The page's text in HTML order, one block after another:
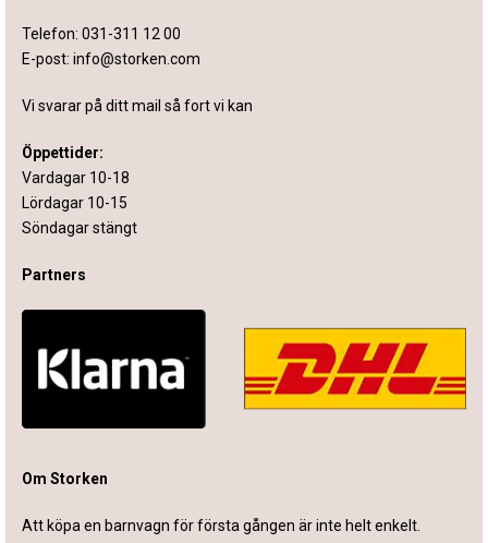
Telefon: 031-311 12 00
E-post: info@storken.com
Vi svarar på ditt mail så fort vi kan
Öppettider:
Vardagar 10-18
Lördagar 10-15
Söndagar stängt
Partners
Om Storken
Att köpa en barnvagn för första gången är inte helt enkelt.